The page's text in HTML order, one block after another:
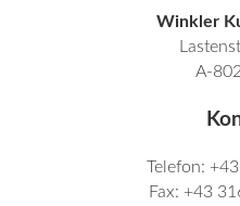
Winkler
A-
Telefon:
Fax: +43